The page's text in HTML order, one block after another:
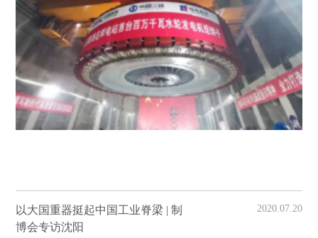
以大国重器挺起中国工业脊梁 | 制
博会专访沈阳
2020.07.20